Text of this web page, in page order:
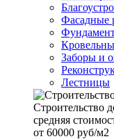
Фасадные
Заборы и
Лестницы
Строительство
средняя
от 60000 руб/м2